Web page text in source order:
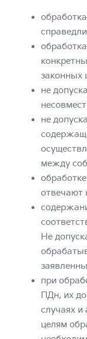
законных
не
не
между
отвечают
Не
при
ПДн, их
случаях и
целям